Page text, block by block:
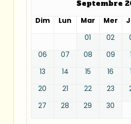
Septembre
Dim
Lun Mar Mer
01
02
06
07 08 09
13
14 15 16
20
21 22 23
27
28 29 30